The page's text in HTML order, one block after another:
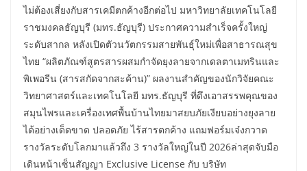
ไม่ต้องเสี่ยงกับสารเคมีตกค้างอีกต่อไป มหาวิทยาลัยเทคโนโลยี
ราชมงคลธัญบุรี (มทร.ธัญบุรี) ประกาศความสำเร็จครั้งใหญ่
ระดับสากล หลังเปิดตัวนวัตกรรมสายพันธุ์ใหม่เพื่อสาธารณสุข
ไทย “ผลิตภัณฑ์สูตรสารผสมกำจัดยุงลายจากเดลตาเมทรินและ
พิเพอรีน (สารสกัดจากสะค้าน)” ผลงานสำคัญของนักวิจัยคณะ
วิทยาศาสตร์และเทคโนโลยี มทร.ธัญบุรี ที่ดึงเอาสรรพคุณของ
สมุนไพรและเครื่องเทศพื้นบ้านไทยมาสยบภัยเงียบอย่างยุงลาย
ได้อย่างเด็ดขาด ปลอดภัย ไร้สารตกค้าง แถมฟอร์มเจ๋งกวาด
รางวัลระดับโลกมาแล้วถึง 3 รางวัลใหญ่ในปี 2026ล่าสุดจับมือ
เดินหน้าเซ็นสัญญา Exclusive License กับ บริษัท